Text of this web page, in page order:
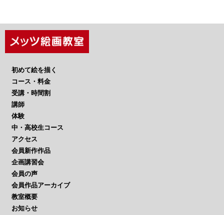
初めて絵を描く
コース・料金
受講・時間割
講師
体験
中・高校生コース
アクセス
会員新作作品
企画講習会
会員の声
会員作品アーカイブ
教室概要
お知らせ